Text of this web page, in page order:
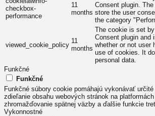
checkbox-
performance
11
months
Consent plugin.
store the user
the category
viewed_cookie_policy
11
months
The cookie is set
Consent plugin and
whether or not user
use of cookies. It
personal data.
Funkčné
Funkčné
Funkčné súbory cookie pomáhajú vykonávať
zdieľanie obsahu webových stránok na
zhromažďovanie spätnej väzby a ďalšie funkcie
Vykonnostné